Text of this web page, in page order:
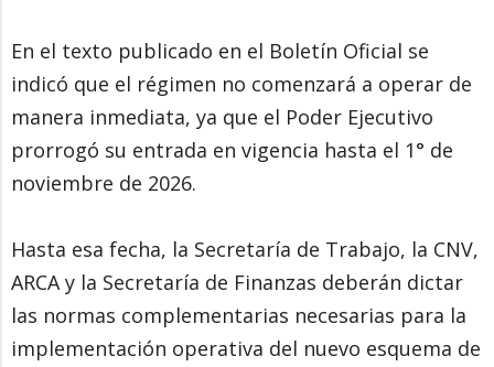
En el texto publicado en el Boletín Oficial se
indicó que el régimen no comenzará a operar de
manera inmediata, ya que el Poder Ejecutivo
prorrogó su entrada en vigencia hasta el 1° de
noviembre de 2026.
Hasta esa fecha, la Secretaría de Trabajo, la CNV,
ARCA y la Secretaría de Finanzas deberán dictar
las normas complementarias necesarias para la
implementación operativa del nuevo esquema de